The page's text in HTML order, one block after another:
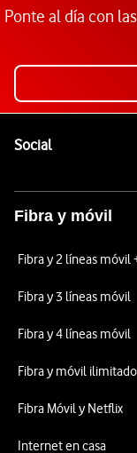
Ponte al día con
SocialEnlaces a las
Fibra y móvil
Fibra y 2 líneas móvil
Fibra y 3 líneas móvil
Fibra y 4 líneas móvil
Fibra y móvil ilimitado
Fibra Móvil y Netflix
Internet en casa